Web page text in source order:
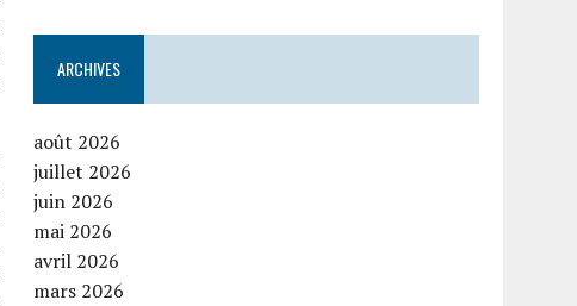
ARCHIVES
août 2026
juillet 2026
juin 2026
mai 2026
avril 2026
mars 2026